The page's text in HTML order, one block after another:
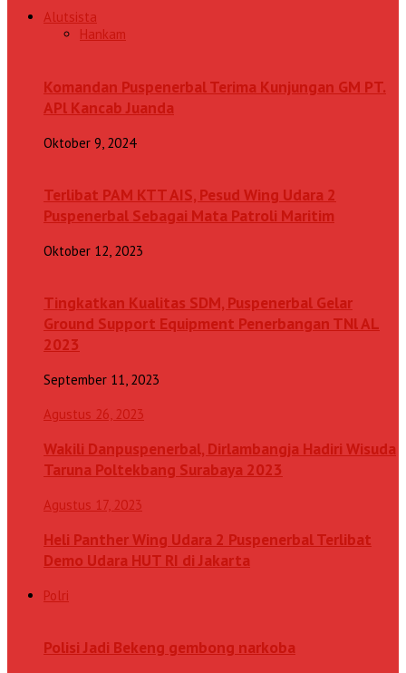
Alutsista
Hankam
Komandan Puspenerbal Terima Kunjungan GM PT.
APl Kancab Juanda
Oktober 9, 2024
Terlibat PAM KTT AIS, Pesud Wing Udara 2
Puspenerbal Sebagai Mata Patroli Maritim
Oktober 12, 2023
Tingkatkan Kualitas SDM, Puspenerbal Gelar
Ground Support Equipment Penerbangan TNl AL
2023
September 11, 2023
Agustus 26, 2023
Wakili Danpuspenerbal, Dirlambangja Hadiri Wisuda
Taruna Poltekbang Surabaya 2023
Agustus 17, 2023
Heli Panther Wing Udara 2 Puspenerbal Terlibat
Demo Udara HUT RI di Jakarta
Polri
Polisi Jadi Bekeng gembong narkoba